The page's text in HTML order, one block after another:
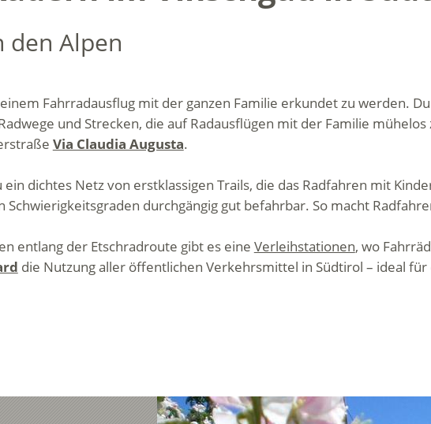
den Alpen
Fahrradausflug mit der ganzen Familie erkundet zu werden.
und Strecken, die auf Radausflügen mit der Familie
Via Claudia Augusta.
dichtes Netz von erstklassigen Trails, die das Radfahren mit
durchgängig gut befahrbar. So macht
entlang der Etschradroute gibt es eine Verleihstationen, wo
die Nutzung aller öffentlichen Verkehrsmittel in Südtirol – ideal